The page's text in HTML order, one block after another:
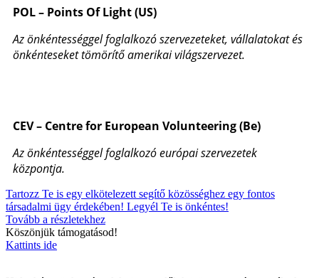
POL – Points Of Light (US)
Az önkéntességgel foglalkozó szervezeteket, vállalatokat és
önkénteseket tömörítő amerikai világszervezet.
CEV – Centre for European Volunteering (Be)
Az önkéntességgel foglalkozó európai szervezetek
központja.
Tartozz Te is egy elkötelezett segítő közösséghez egy fontos
társadalmi ügy érdekében! Legyél Te is önkéntes!
Tovább a részletekhez
Köszönjük támogatásod!
Kattints ide